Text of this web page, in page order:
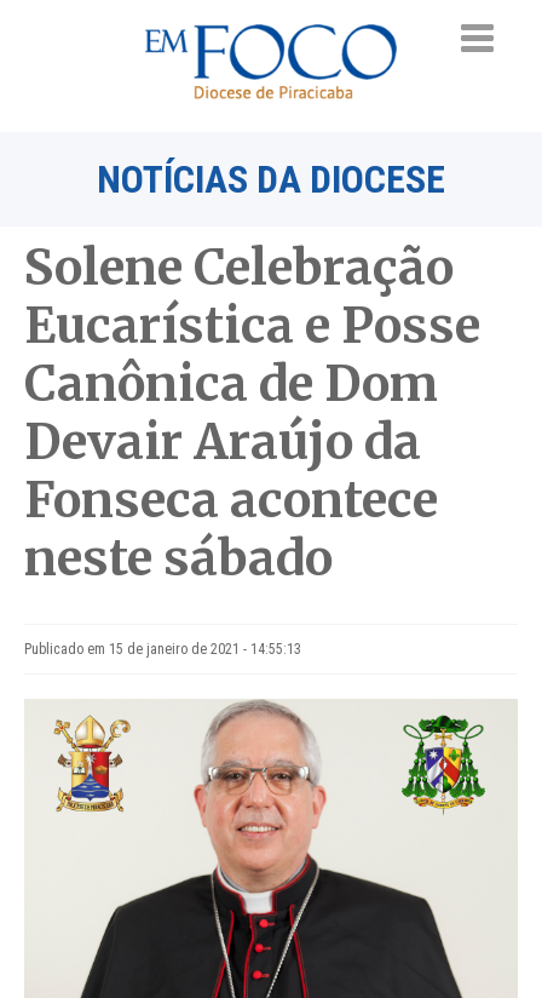
NOTÍCIAS DA DIOCESE
Solene Celebração
Eucarística e Posse
Canônica de Dom
Devair Araújo da
Fonseca acontece
neste sábado
Publicado em 15 de janeiro de 2021 - 14:55:13